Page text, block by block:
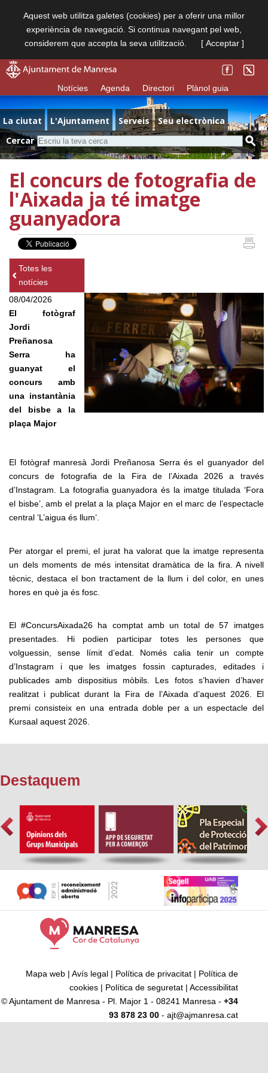
Aquest web utilitza galetes (cookies) per a oferir una millor
experiència de navegació. Si continua navegant pel web,
considerem que accepta la seva utilització.
[ Acceptar ]
Notícies Agenda Directori Plànol guia
La ciutat L'Ajuntament Serveis
Seu electrònica
Cercar
El concurs de fotografia de
l'Aixada ja té imatge
guanyadora
Totes les
notícies
08/04/2026
El fotògraf
Jordi
Preñanosa
Serra ha
guanyat el
concurs amb
una instantània
del bisbe a la
plaça Major
El fotògraf manresà Jordi Preñanosa Serra és el guanyador del
concurs de fotografia de la Fira de l’Aixada 2026 a través
d’Instagram. La fotografia guanyadora és la imatge titulada ‘Fora
el bisbe’, amb el prelat a la plaça Major en el marc de l’espectacle
central ‘L’aigua és llum’.
Per atorgar el premi, el jurat ha valorat que la imatge representa
un dels moments de més intensitat dramàtica de la fira. A nivell
tècnic, destaca el bon tractament de la llum i del color, en unes
hores en què ja és fosc.
El #ConcursAixada26 ha comptat amb un total de 57 imatges
presentades. Hi podien participar totes les persones que
volguessin, sense límit d’edat. Només calia tenir un compte
d’Instagram i que les imatges fossin capturades, editades i
publicades amb dispositius mòbils. Les fotos s’havien d’haver
realitzat i publicat durant la Fira de l’Aixada d’aquest 2026. El
premi consisteix en una entrada doble per a un espectacle del
Kursaal aquest 2026.
Destaquem
Mapa web | Avís legal | Política de privacitat | Política de
cookies | Política de seguretat | Accessibilitat
© Ajuntament de Manresa - Pl. Major 1 - 08241 Manresa - +34
93 878 23 00 - ajt@ajmanresa.cat